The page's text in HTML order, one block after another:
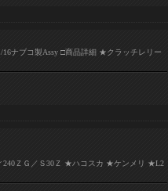
16ナブコ製Assy □商品詳細 ★クラッチレリー
ＺＧ／Ｓ30Ｚ ★ハコスカ ★ケンメリ ★L2